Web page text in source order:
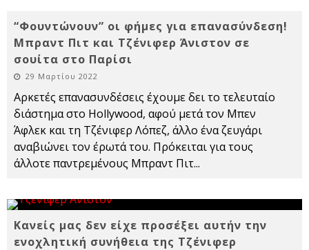
“Φουντώνουν” οι φήμες για επανασύνδεση!
Μπραντ Πιτ και Τζένιφερ Άνιστον σε
σουίτα στο Παρίσι
29 Μαρτίου 2022
Αρκετές επανασυνδέσεις έχουμε δει το τελευταίο
διάστημα στο Hollywood, αφού μετά τον Μπεν
Άφλεκ και τη Τζένιφερ Λόπεζ, άλλο ένα ζευγάρι
αναβιώνει τον έρωτά του. Πρόκειται για τους
άλλοτε παντρεμένους Μπραντ Πιτ...
Κανείς μας δεν είχε προσέξει αυτήν την
ενοχλητική συνήθεια της Τζένιφερ